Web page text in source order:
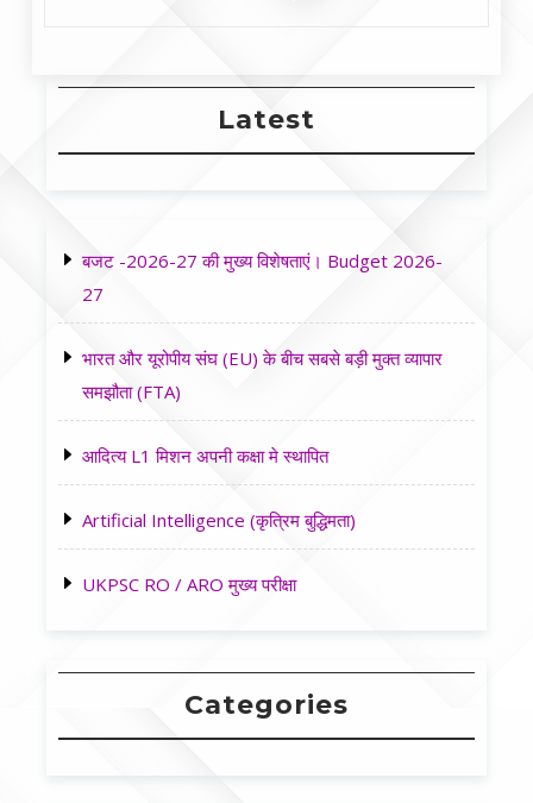
Latest
बजट -2026-27 की मुख्य विशेषताएं। Budget 2026-
27
भारत और यूरोपीय संघ (EU) के बीच सबसे बड़ी मुक्त व्यापार
समझौता (FTA)
आदित्य L1 मिशन अपनी कक्षा मे स्थापित
Artificial Intelligence (कृत्रिम बुद्धिमता)
UKPSC RO / ARO मुख्य परीक्षा
Categories